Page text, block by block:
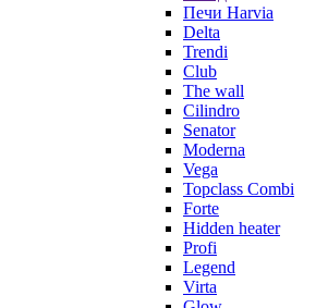
Печи Harvia
Delta
Trendi
Club
The wall
Cilindro
Senator
Moderna
Vega
Topclass Combi
Forte
Hidden heater
Profi
Legend
Virta